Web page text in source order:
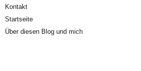
Kontakt
Startseite
Über diesen Blog und mich